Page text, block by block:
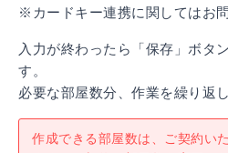
※カードキー連携に関してはお
入力が終わったら「保存」ボタ
す。
必要な部屋数分、作業を繰り返し
作成できる部屋数は、ご契約い